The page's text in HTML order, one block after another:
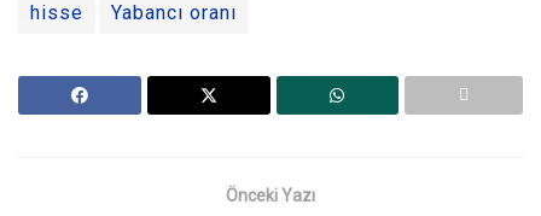
hisse Yabancı oranı
Önceki Yazı